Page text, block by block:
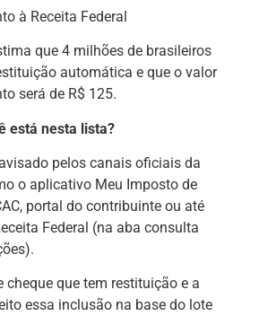
à Receita Federal
que 4 milhões de brasileiros
automática e que o valor
será de R$ 125.
está nesta lista?
pelos canais oficiais da
o aplicativo Meu Imposto de
portal do contribuinte ou até
Federal (na aba consulta
cheque que tem restituição e a
essa inclusão na base do lote